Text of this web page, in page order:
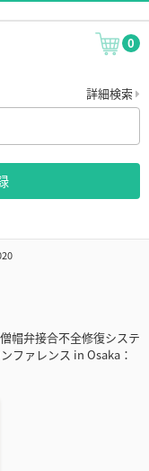
0
詳細検索
帽弁接合不全修復システ
ファレンス in Osaka：